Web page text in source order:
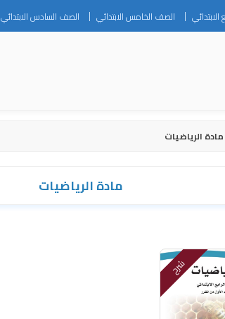
Skip
to
الصف الخامس الابتدائي الصف السادس الابتدائي
مادة الرياضيات
مادة الرياضيات
شرح